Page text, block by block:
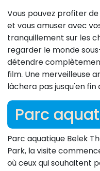
Vous pouvez profiter
et vous amuser avec
tranquillement sur les
regarder le monde
détendre
film. Une merveilleuse
lâchera pas jusqu'en fin
Parc
Parc aquatique Belek
Park, la visite
où ceux qui souhaitent